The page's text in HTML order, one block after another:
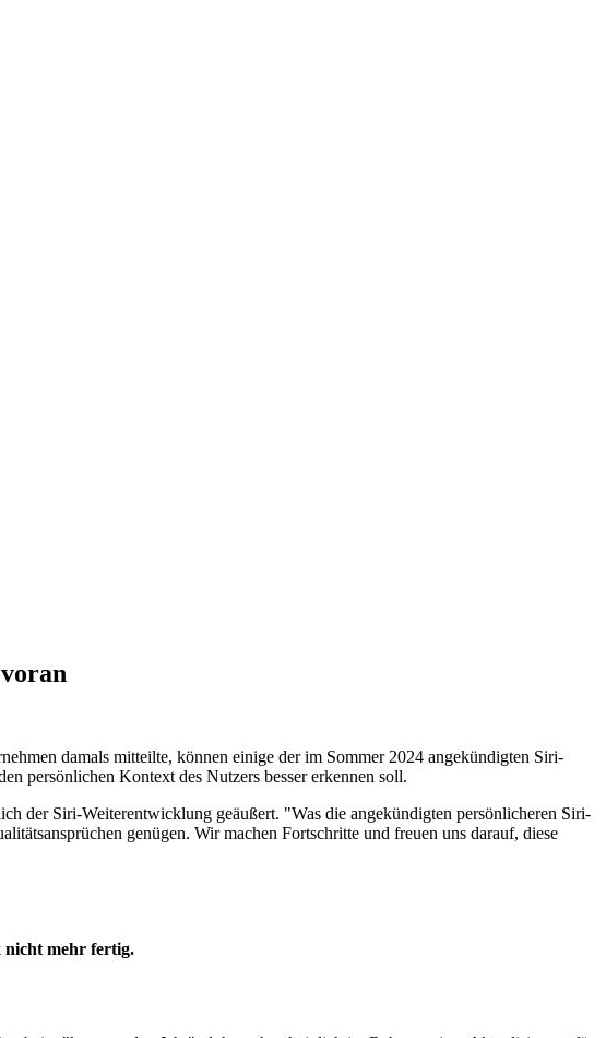
damals mitteilte, können einige der im Sommer 2024 angekündigten Siri-
persönlichen Kontext des Nutzers besser erkennen soll.
der Siri-Weiterentwicklung geäußert. "Was die angekündigten persönlicheren Siri-
genügen. Wir machen Fortschritte und freuen uns darauf, diese
nicht mehr fertig.